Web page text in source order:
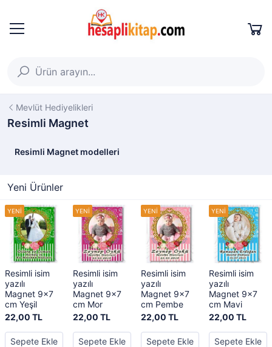
Mevlüt Hediyelikleri
Resimli Magnet
Resimli Magnet modelleri
Yeni Ürünler
Resimli isim
yazılı
Magnet 9x7
cm Yeşil
22,00 TL
Sepete Ekle
Resimli isim
yazılı
Magnet 9x7
cm Mor
22,00 TL
Sepete Ekle
Resimli isim
yazılı
Magnet 9x7
cm Pembe
22,00 TL
Sepete Ekle
Resimli isim
yazılı
Magnet 9x7
cm Mavi
22,00 TL
Sepete Ekle